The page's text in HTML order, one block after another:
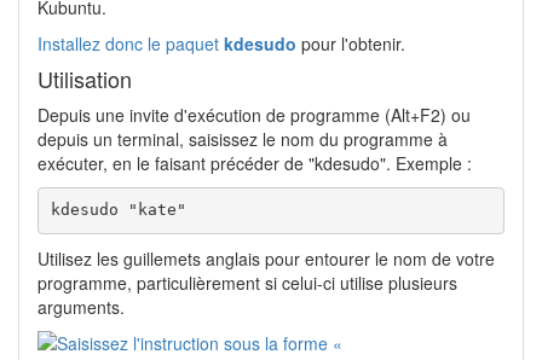
Kubuntu.
Installez donc le paquet kdesudo pour l'obtenir.
Utilisation
Depuis une invite d'exécution de programme (Alt+F2) ou
depuis un terminal, saisissez le nom du programme à
exécuter, en le faisant précéder de "kdesudo". Exemple :
kdesudo "kate"
Utilisez les guillemets anglais pour entourer le nom de votre
programme, particulièrement si celui-ci utilise plusieurs
arguments.